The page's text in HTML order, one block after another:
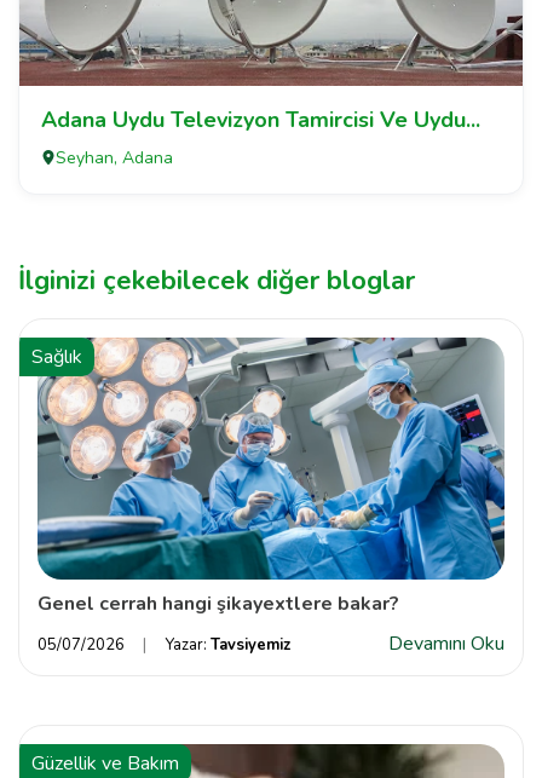
Adana Uydu Televizyon Tamircisi Ve Uydu...
Seyhan, Adana
İlginizi çekebilecek diğer bloglar
Sağlık
Genel cerrah hangi şikayextlere bakar?
05/07/2026 Yazar: Tavsiyemiz Devamını Oku
Güzellik ve Bakım